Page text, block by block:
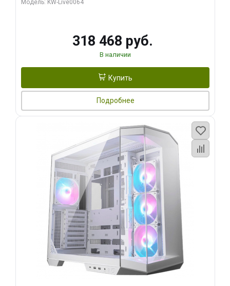
Модель: KW-Live0064
318 468 руб.
В наличии
Купить
Подробнее